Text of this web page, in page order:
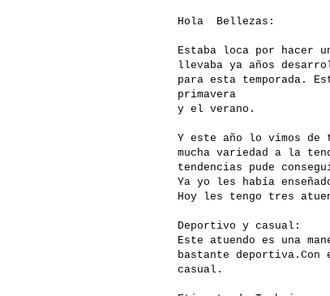
Hola Bellezas:
Estaba loca por hacer
llevaba ya años
para esta temporada.
primavera
y el verano.
Y este año lo vimos de
mucha variedad a la t
tendencias pude
Ya yo les había
Hoy les tengo tres
Deportivo y casual:
Este atuendo es una
bastante
casual.